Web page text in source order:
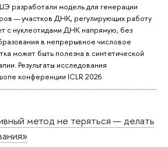
разработали модель для генерации
— участков ДНК, регулирующих работу
с нуклеотидами ДНК напрямую, без
в непрерывное числовое
может быть полезна в синтетической
Результаты исследования
конференции ICLR 2026.
метод не теряться — делать